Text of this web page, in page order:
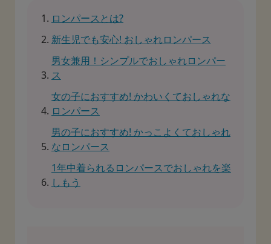
ロンパースとは?
新生児でも安心! おしゃれロンパース
男女兼用！シンプルでおしゃれロンパー
ス
女の子におすすめ! かわいくておしゃれな
ロンパース
男の子におすすめ! かっこよくておしゃれ
なロンパース
1年中着られるロンパースでおしゃれを楽
しもう